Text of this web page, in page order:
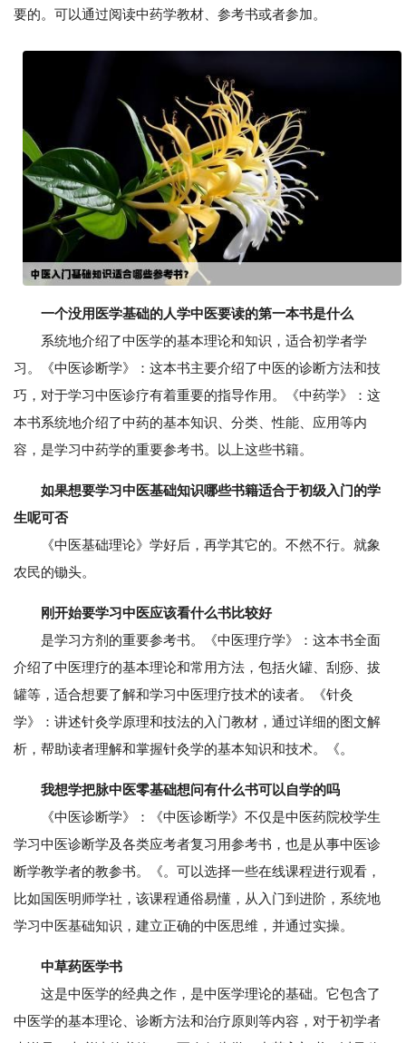
要的。可以通过阅读中药学教材、参考书或者参加。
一个没用医学基础的人学中医要读的第一本书是什么
系统地介绍了中医学的基本理论和知识，适合初学者学
习。《中医诊断学》：这本书主要介绍了中医的诊断方法和技
巧，对于学习中医诊疗有着重要的指导作用。《中药学》：这
本书系统地介绍了中药的基本知识、分类、性能、应用等内
容，是学习中药学的重要参考书。以上这些书籍。
如果想要学习中医基础知识哪些书籍适合于初级入门的学
生呢可否
《中医基础理论》学好后，再学其它的。不然不行。就象
农民的锄头。
刚开始要学习中医应该看什么书比较好
是学习方剂的重要参考书。《中医理疗学》：这本书全面
介绍了中医理疗的基本理论和常用方法，包括火罐、刮痧、拔
罐等，适合想要了解和学习中医理疗技术的读者。《针灸
学》：讲述针灸学原理和技法的入门教材，通过详细的图文解
析，帮助读者理解和掌握针灸学的基本知识和技术。《。
我想学把脉中医零基础想问有什么书可以自学的吗
《中医诊断学》：《中医诊断学》不仅是中医药院校学生
学习中医诊断学及各类应考者复习用参考书，也是从事中医诊
断学教学者的教参书。《。可以选择一些在线课程进行观看，
比如国医明师学社，该课程通俗易懂，从入门到进阶，系统地
学习中医基础知识，建立正确的中医思维，并通过实操。
中草药医学书
这是中医学的经典之作，是中医学理论的基础。它包含了
中医学的基本理论、诊断方法和治疗原则等内容，对于初学者